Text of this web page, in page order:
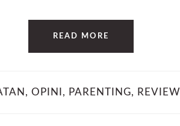
READ MORE
, OPINI , PARENTING, REVIEW